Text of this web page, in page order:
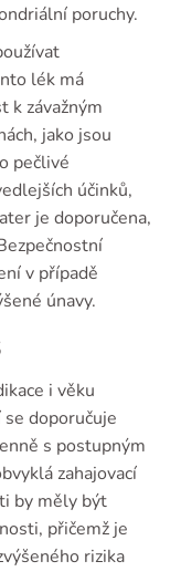
poruchy.
lék má
k závažným
jako jsou
pečlivé
účinků,
je doporučena,
v případě
únavy.
i věku
doporučuje
s postupným
zahajovací
by měly být
přičemž je
rizika